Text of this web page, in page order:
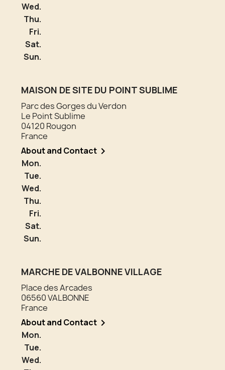
Wed.
Thu.
Fri.
Sat.
Sun.
MAISON DE SITE DU POINT SUBLIME
Parc des Gorges du Verdon
Le Point Sublime
04120 Rougon
France
About and Contact 
Mon.
Tue.
Wed.
Thu.
Fri.
Sat.
Sun.
MARCHE DE VALBONNE VILLAGE
Place des Arcades
06560 VALBONNE
France
About and Contact 
Mon.
Tue.
Wed.